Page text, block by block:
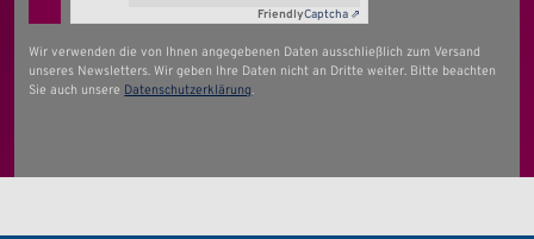
FriendlyCaptcha ⇗
Wir verwenden die von Ihnen angegebenen Daten ausschließlich zum Versand
unseres Newsletters. Wir geben Ihre Daten nicht an Dritte weiter. Bitte beachten
Sie auch unsere Datenschutzerklärung.